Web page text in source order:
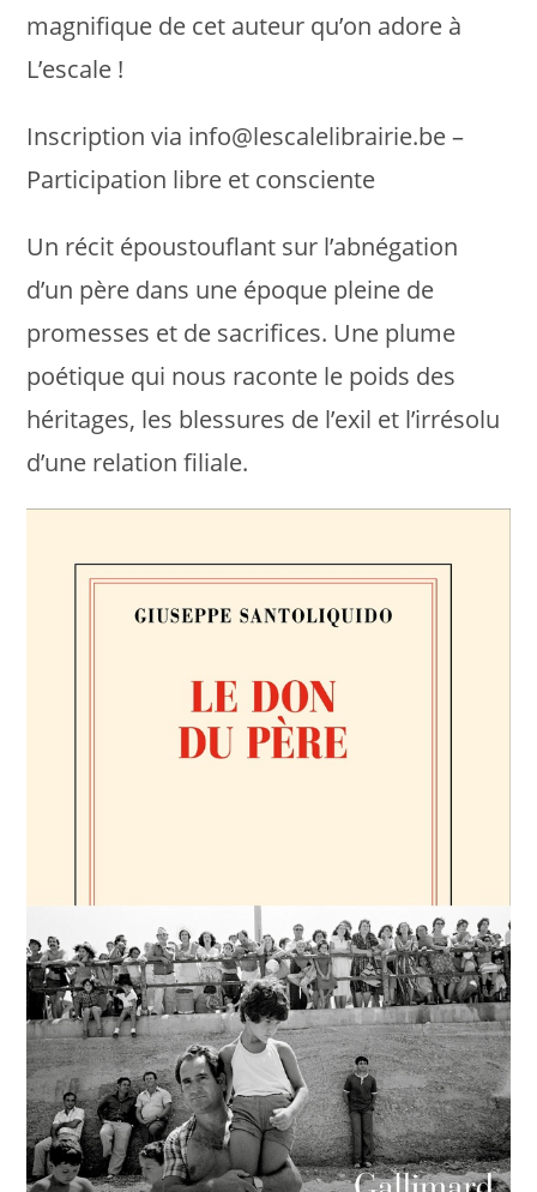
magnifique de cet auteur qu’on adore à
L’escale !
Inscription via info@lescalelibrairie.be –
Participation libre et consciente
Un récit époustouflant sur l’abnégation
d’un père dans une époque pleine de
promesses et de sacrifices. Une plume
poétique qui nous raconte le poids des
héritages, les blessures de l’exil et l’irrésolu
d’une relation filiale.